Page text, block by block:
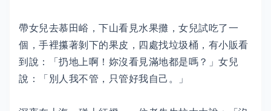
帶女兒去慕田峪，下山看見水果攤，女兒試吃了一
個，手裡攥著剝下的果皮，四處找垃圾桶，有小販看
到說：「扔地上啊！妳沒看見滿地都是嗎？」女兒
說：「別人我不管，只管好我自己。」